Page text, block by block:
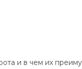
и в чем их